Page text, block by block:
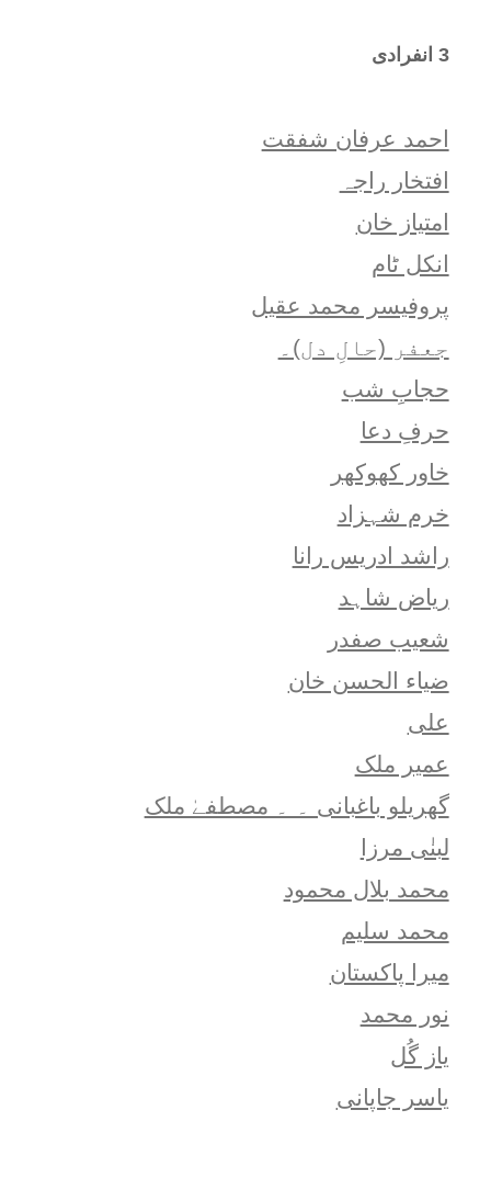
3 انفرادی
احمد عرفان شفقت
افتخار راجہ
امتياز خان
انکل ٹام
پروفیسر محمد عقیل
جعفر (حالِ دل)۔
حجابِ شب
حرفِ دعا
خاور کھوکھر
خرم شہزاد
راشد ادریس رانا
ریاض شاہد
شعيب صفدر
ضیاء الحسن خان
علی
عمیر ملک
گھریلو باغبانی ۔ ۔ مصطفےٰ ملک
لبنٰی مرزا
محمد بلال محمود
محمد سلیم
میرا پاکستان
نور محمد
یاز گُل
یاسر جاپانی